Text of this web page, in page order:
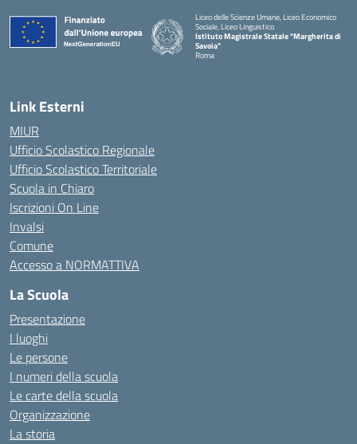
Liceo delle Scienze Umane, Liceo Economico
Sociale, Liceo Linguistico
Istituto Magistrale Statale "Margherita di
Savoia"
Roma
Link Esterni
MIUR
Ufficio Scolastico Regionale
Ufficio Scolastico Territoriale
Scuola in Chiaro
Iscrizioni On Line
Invalsi
Comune
Accesso a NORMATTIVA
La Scuola
Presentazione
I luoghi
Le persone
I numeri della scuola
Le carte della scuola
Organizzazione
La storia